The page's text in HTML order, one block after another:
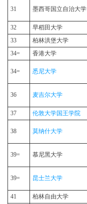
31 墨西哥国立自治大学
32
早稻田大学
33
柏林洪堡大学
34=
香港大学
34= 悉尼大学
36 麦吉尔大学
37
伦敦大学国王学院
38 莫纳什大学
39= 慕尼黑大学
39= 昆士兰大学
41
柏林自由大学